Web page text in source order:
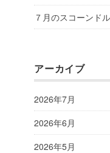
７月のスコーンド
アーカイブ
2026年7月
2026年6月
2026年5月